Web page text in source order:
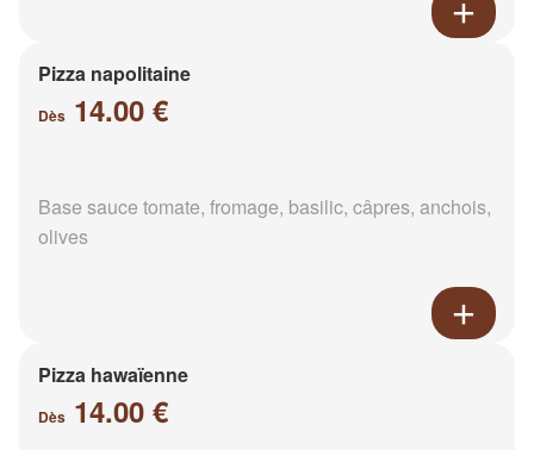
Pizza napolitaine
Dès 14.00 €
Base sauce tomate, fromage, basilic, câpres, anchois,
olives
Pizza hawaïenne
Dès 14.00 €